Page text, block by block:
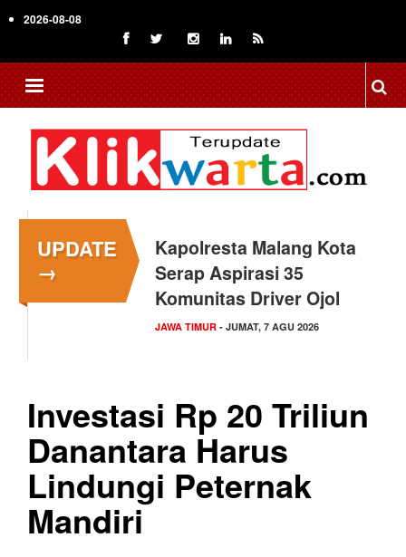
to
content
2026-08-08
UPDATE
→
Kapolresta Malang Kota
Serap Aspirasi 35
Komunitas Driver Ojol
JAWA TIMUR - JUMAT, 7 AGU 2026
Investasi Rp 20 Triliun
Danantara Harus
Lindungi Peternak
Mandiri